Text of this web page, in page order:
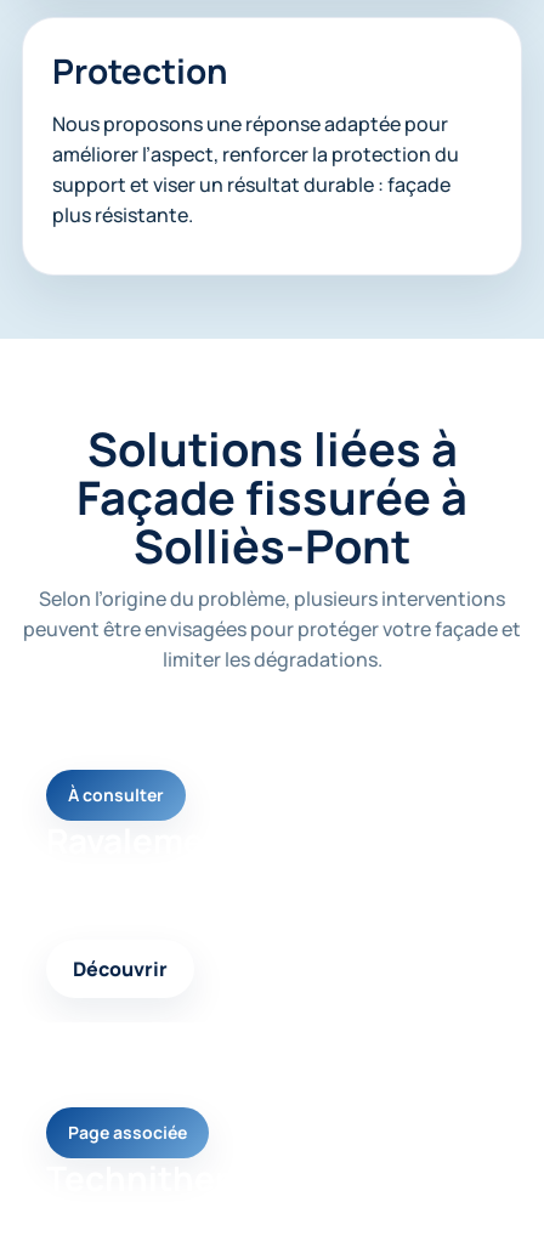
Protection
Nous proposons une réponse adaptée pour
améliorer l’aspect, renforcer la protection du
support et viser un résultat durable : façade
plus résistante.
Solutions liées à
Façade fissurée à
Solliès-Pont
Selon l’origine du problème, plusieurs interventions
peuvent être envisagées pour protéger votre façade et
limiter les dégradations.
À consulter
Découvrir
Page associée